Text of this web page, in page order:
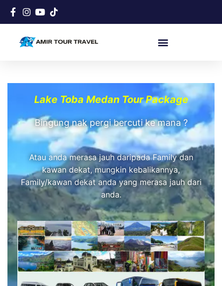
Lake Toba Medan Tour Package
Bingung nak pergi bercuti ke mana ?
Atau anda merasa jauh daripada Family dan
kawan dekat, mungkin kebalikannya,
Family/kawan dekat anda yang merasa jauh dari
anda.